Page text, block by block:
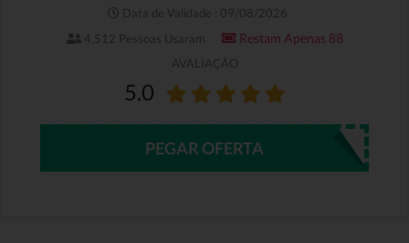
Data de Validade : 09/08/2026
4,512 Pessoas Usaram
Restam Apenas 88
AVALIAÇÃO
5.0
PEGAR OFERTA